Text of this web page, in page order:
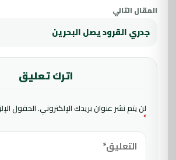
المقال التالي
جدري القرود يصل البحرين
اترك تعليق
لن يتم نشر عنوان بريدك الإلكتروني.الحقول
*